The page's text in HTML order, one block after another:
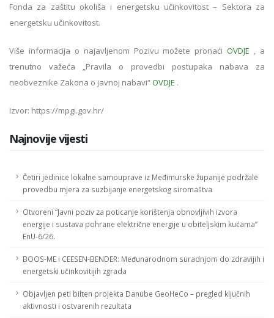
Fonda za zaštitu okoliša i energetsku učinkovitost – Sektora za
energetsku učinkovitost.
Više informacija o najavljenom Pozivu možete pronaći OVDJE , a
trenutno važeća „Pravila o provedbi postupaka nabava za
neobveznike Zakona o javnoj nabavi“ OVDJE .
Izvor: https://mpgi.gov.hr/
Najnovije vijesti
Četiri jedinice lokalne samouprave iz Međimurske županije podržale
provedbu mjera za suzbijanje energetskog siromaštva
Otvoreni “Javni poziv za poticanje korištenja obnovljivih izvora
energije i sustava pohrane električne energije u obiteljskim kućama”
EnU-6/26.
BOOS-ME i CEESEN-BENDER: Međunarodnom suradnjom do zdravijih i
energetski učinkovitijih zgrada
Objavljen peti bilten projekta Danube GeoHeCo – pregled ključnih
aktivnosti i ostvarenih rezultata